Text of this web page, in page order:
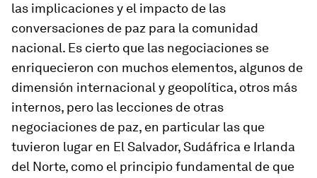
las implicaciones y el impacto de las
conversaciones de paz para la comunidad
nacional. Es cierto que las negociaciones se
enriquecieron con muchos elementos, algunos de
dimensión internacional y geopolítica, otros más
internos, pero las lecciones de otras
negociaciones de paz, en particular las que
tuvieron lugar en El Salvador, Sudáfrica e Irlanda
del Norte, como el principio fundamental de que